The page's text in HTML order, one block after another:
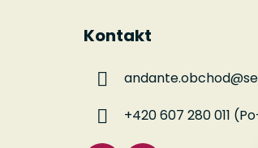
Kontakt
andante.obchod@
+420 607 280 011